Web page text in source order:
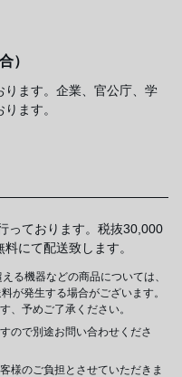
）
ます。企業、官公庁、学
ます。
っております。税抜30,000
にて配送致します。
る機器などの商品については、
が発生する場合がございます。
、予めご了承ください。
ので別途お問い合わせくださ
様のご負担とさせていただきま